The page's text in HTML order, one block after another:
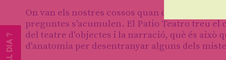
On van els nostres cossos quan desapareixen?
preguntes s'acumulen. El Patio Teatro treu
del teatre d'objectes i la narració, què és això
d'anatomia per desentranyar alguns dels